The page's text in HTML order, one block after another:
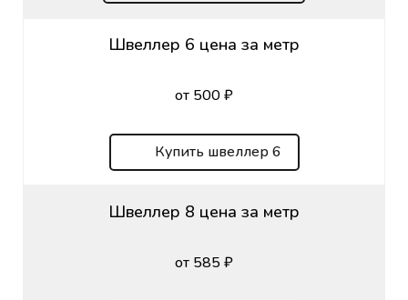
Швеллер 6 цена за метр
от 500 ₽
Купить швеллер 6
Швеллер 8 цена за метр
от 585 ₽